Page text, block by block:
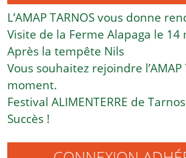
L’AMAP TARNOS vous donne
Visite de la Ferme Alapaga le 14
Après la tempête Nils
Vous souhaitez rejoindre l’AMAP
moment.
Festival ALIMENTERRE de
Succès !